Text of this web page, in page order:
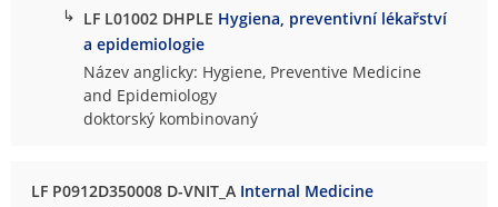
↳ LF L01002 DHPLE Hygiena, preventivní lékařství
a epidemiologie
Název anglicky: Hygiene, Preventive Medicine
and Epidemiology
doktorský kombinovaný
LF P0912D350008 D-VNIT_A Internal Medicine